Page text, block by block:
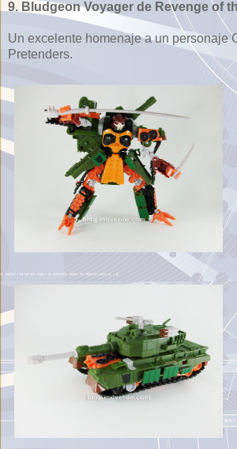
9. Bludgeon Voyager de Revenge of
Un excelente homenaje a un personaje
Pretenders.